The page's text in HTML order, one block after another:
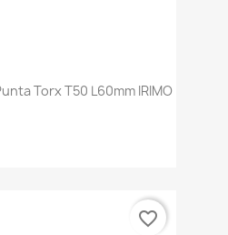
Torx T50 L60mm IRIMO
favorite_border